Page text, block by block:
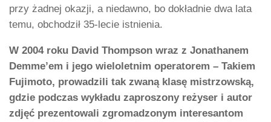
przy żadnej okazji, a niedawno, bo dokładnie dwa lata
temu, obchodził 35-lecie istnienia.
W 2004 roku David Thompson wraz z Jonathanem
Demme’em i jego wieloletnim operatorem – Takiem
Fujimoto, prowadzili tak zwaną klasę mistrzowską,
gdzie podczas wykładu zaproszony reżyser i autor
zdjęć prezentowali zgromadzonym interesantom